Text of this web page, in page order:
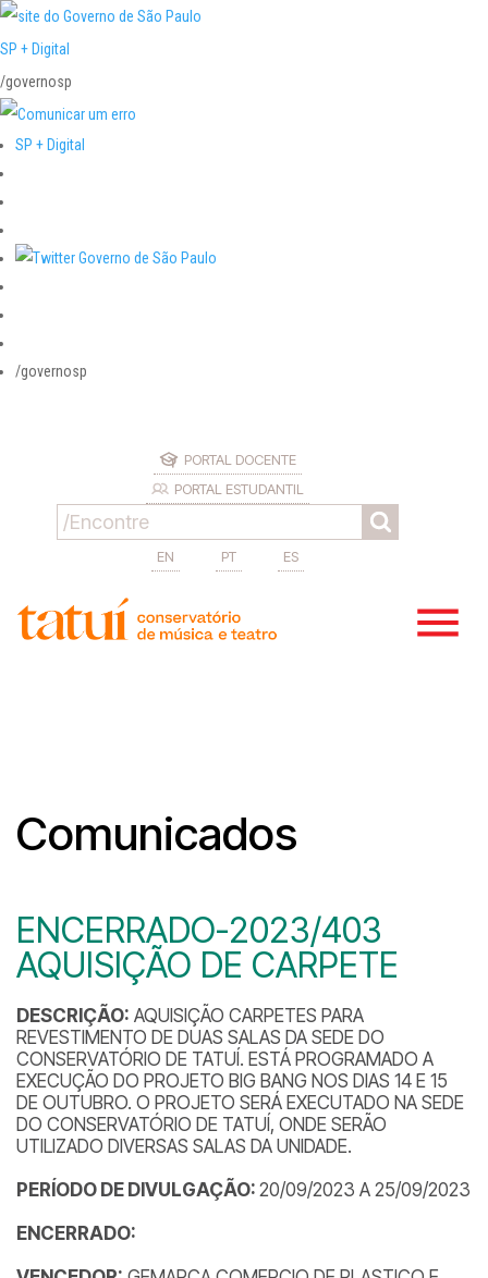
SP + Digital
/governosp
SP + Digital
/governosp
PORTAL DOCENTE
PORTAL ESTUDANTIL
EN PT ES
Comunicados
ENCERRADO-2023/403
AQUISIÇÃO DE CARPETE
DESCRIÇÃO: AQUISIÇÃO CARPETES PARA
REVESTIMENTO DE DUAS SALAS DA SEDE DO
CONSERVATÓRIO DE TATUÍ. ESTÁ PROGRAMADO A
EXECUÇÃO DO PROJETO BIG BANG NOS DIAS 14 E 15
DE OUTUBRO. O PROJETO SERÁ EXECUTADO NA SEDE
DO CONSERVATÓRIO DE TATUÍ, ONDE SERÃO
UTILIZADO DIVERSAS SALAS DA UNIDADE.
PERÍODO DE DIVULGAÇÃO: 20/09/2023 A 25/09/2023
ENCERRADO: